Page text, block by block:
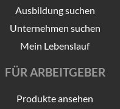
Ausbildung suchen
Unternehmen suchen
Mein Lebenslauf
FÜR ARBEITGEBER
Produkte ansehen